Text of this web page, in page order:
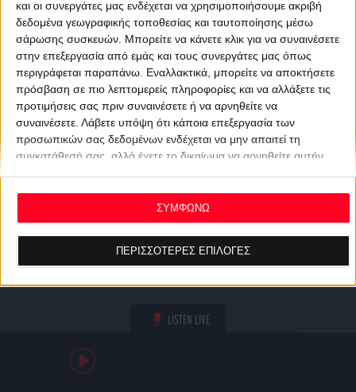
και οι συνεργάτες μας ενδέχεται να χρησιμοποιήσουμε ακριβή
δεδομένα γεωγραφικής τοποθεσίας και ταυτοποίησης μέσω
σάρωσης συσκευών. Μπορείτε να κάνετε κλικ για να συναινέσετε
στην επεξεργασία από εμάς και τους συνεργάτες μας όπως
περιγράφεται παραπάνω. Εναλλακτικά, μπορείτε να αποκτήσετε
πρόσβαση σε πιο λεπτομερείς πληροφορίες και να αλλάξετε τις
προτιμήσεις σας πριν συναινέσετε ή να αρνηθείτε να
συναινέσετε. Λάβετε υπόψη ότι κάποια επεξεργασία των
προσωπικών σας δεδομένων ενδέχεται να μην απαιτεί τη
συγκατάθεσή σας, αλλά έχετε το δικαίωμα να αρνηθείτε αυτήν
ανακαλέσετε τη συγκατάθεσή σας ανά πάσα στιγμή
επιστρέφοντας σε αυτόν τον ιστότοπο και κάνοντας κλικ στο
κουμπί "Απορρήτου" στο κάτω μέρος της ιστοσελίδας.
ΠΕΡΙΣΣΟΤΕΡΕΣ ΕΠΙΛΟΓΕΣ
ΣΥΜΦΩΝΩ
LISTEN LIVE